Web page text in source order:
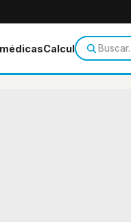
Calculadoras